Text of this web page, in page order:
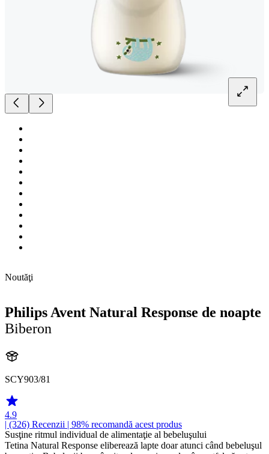
Noutăţi
Philips Avent Natural Response de noapte
Biberon
SCY903/81
4.9
| (326) Recenzii | 98% recomandă acest produs
Susţine ritmul individual de alimentaţie al bebeluşului
Tetina Natural Response eliberează lapte doar atunci când bebeluşul